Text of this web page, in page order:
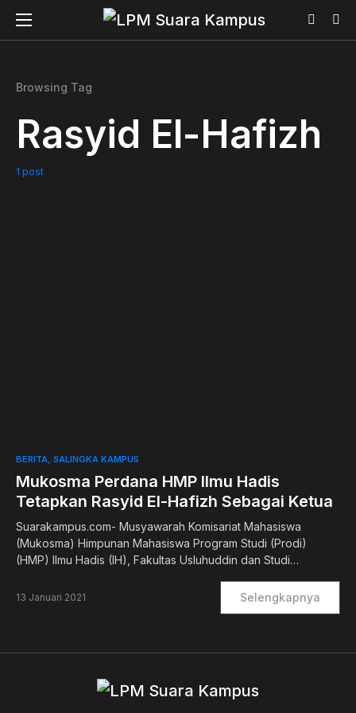
Browsing Tag
Rasyid El-Hafizh
1 post
BERITA SALINGKA KAMPUS
Mukosma Perdana HMP Ilmu Hadis
Tetapkan Rasyid El-Hafizh Sebagai Ketua
Suarakampus.com- Musyawarah Komisariat Mahasiswa
(Mukosma) Himpunan Mahasiswa Program Studi (Prodi)
(HMP) Ilmu Hadis (IH), Fakultas Usluhuddin dan Studi…
13 Januari 2021 Selengkapnya